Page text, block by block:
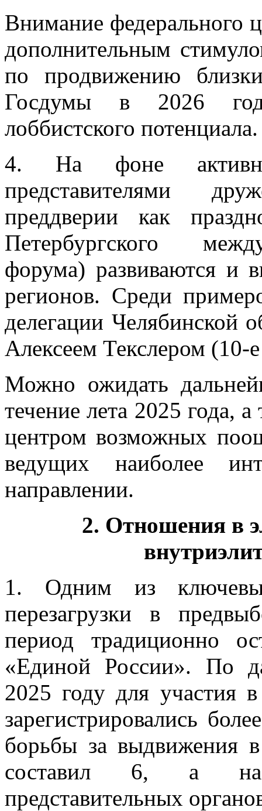
Внимание федерального
дополнительным
по продвижению
Госдумы в 2026
лоббистского потенциала.
4. На фоне
представителями
преддверии как
Петербургского
форума) развиваются и
регионов. Среди
делегации Челябинской
Алексеем Текслером (10-
Можно ожидать
течение лета 2025 года,
центром возможных
ведущих наиболее
направлении.
2. Отношения в
1. Одним из
перезагрузки в
период традиционно
«Единой России». По
2025 году для участия
зарегистрировались
борьбы за выдвижения в
составил 6, а на
представительных